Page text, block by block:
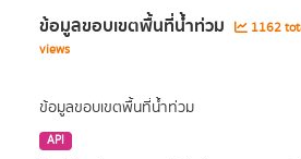
ข้อมูลขอบเขตพื้นที่น้ำท่วม 1162
views
ข้อมูลขอบเขตพื้นที่น้ำท่วม
API